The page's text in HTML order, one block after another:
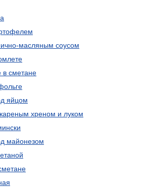
масляным соусом
сметане
яйцом
хреном и луком
майонезом